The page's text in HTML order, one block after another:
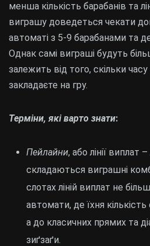
менша кількість барабанів та
виграшу доведеться чекати
автоматі з 5-9 барабанами та
Однак самі виграші будуть
залежить від того, скільки
закладаєте на гру.
Терміни, які варто знати:
Пейлайни, або лінії виплат –
складаються виграшні
слотах ліній виплат не
автомати, де їхня кількість
а до класичних прямих та
зиґзаґи.